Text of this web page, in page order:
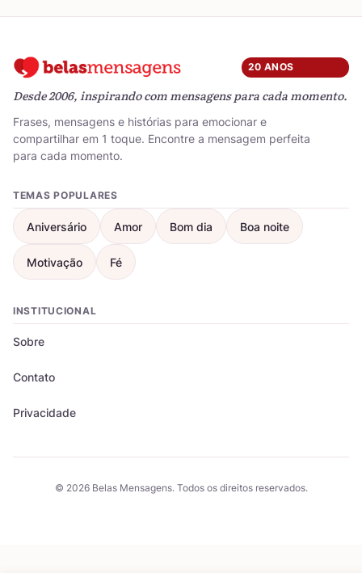
20 ANOS
Desde 2006, inspirando com mensagens para cada momento.
Frases, mensagens e histórias para emocionar e
compartilhar em 1 toque. Encontre a mensagem perfeita
para cada momento.
TEMAS POPULARES
Aniversário Amor Bom dia Boa noite
Motivação Fé
INSTITUCIONAL
Sobre
Contato
Privacidade
© 2026 Belas Mensagens. Todos os direitos reservados.